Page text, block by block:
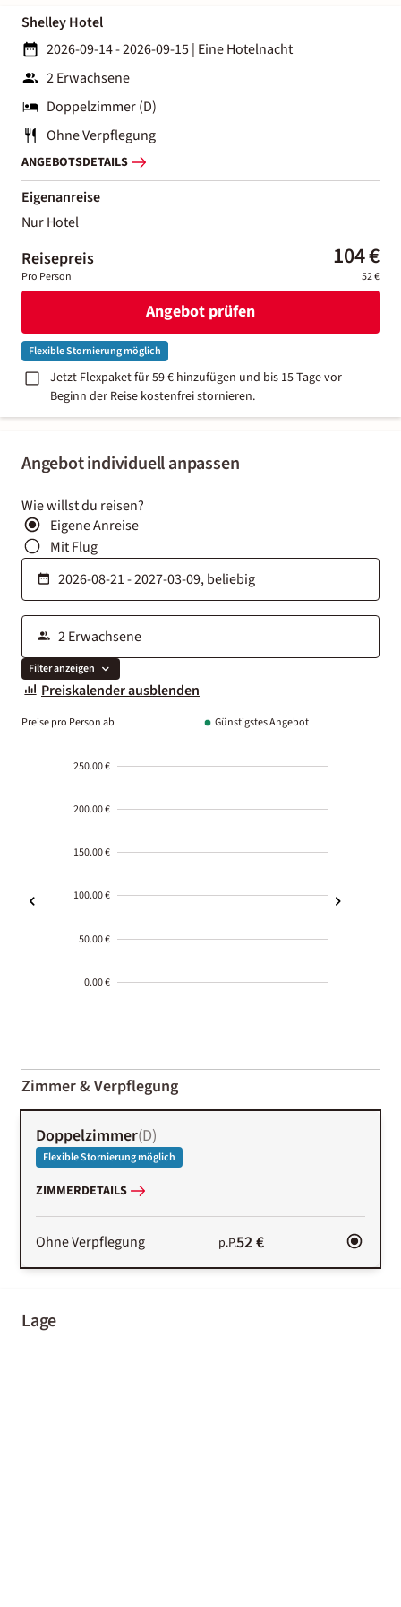
Angebot individuell anpassen
Wie willst du reisen?
Eigene Anreise
Mit Flug
Filter anzeigen
Preiskalender ausblenden
Preise pro Person ab Günstigstes Angebot
250.00 €
200.00 €
150.00 €
100.00 €
50.00 €
0.00 €
01-02
Zimmer & Verpflegung
Doppelzimmer(D)
Flexible Stornierung möglich
ZIMMERDETAILS
Ohne Verpflegung p.P.52 €
Lage
Shelley Hotel
2026-09-14 - 2026-09-15| Eine Hotelnacht
2 Erwachsene
Doppelzimmer (D)
Ohne Verpflegung
ANGEBOTSDETAILS
Eigenanreise
Nur Hotel
Reisepreis 104 €
Pro Person 52 €
Angebot prüfen
Flexible Stornierung möglich
Jetzt Flexpaket für 59 € hinzufügen und bis 15 Tage vor
Beginn der Reise kostenfrei stornieren.